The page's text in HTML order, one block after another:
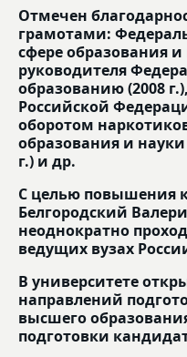
Отмечен
грамотами:
сфере образования и
руководителя
образованию (2008
Российской
оборотом
образования и
г.) и др.
С целью повышения
Белгородский
неоднократно
ведущих вузах
В университете
направлений
высшего
подготовки